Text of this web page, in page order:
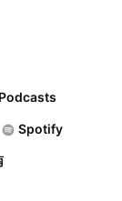
Spotify